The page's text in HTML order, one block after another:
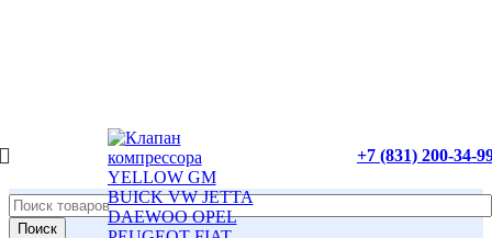
+7 (831) 200-34-
Поиск